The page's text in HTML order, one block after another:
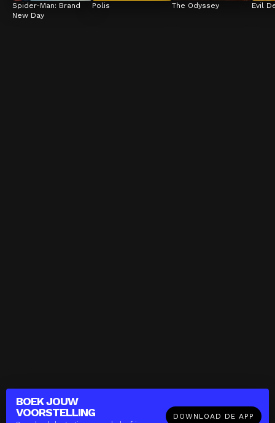
BOEK JOUW
VOORSTELLING
DOWNLOAD DE APP
Spider-Man: Brand
New Day
Polis The Odyssey Evil